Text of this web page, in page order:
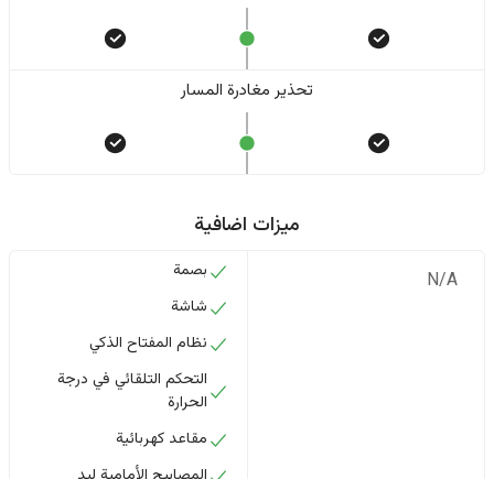
تحذير مغادرة المسار
ميزات اضافية
N/A
بصمة
شاشة
نظام المفتاح الذكي
التحكم التلقائي في درجة
الحرارة
مقاعد كهربائية